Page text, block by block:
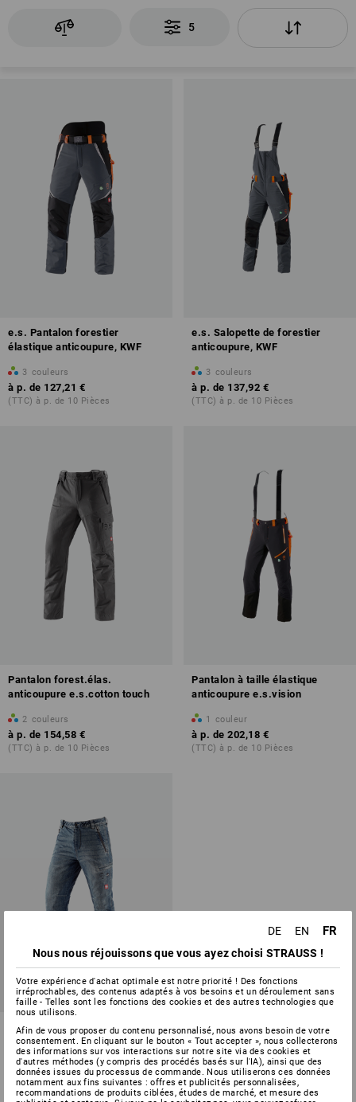
5
e.s. Pantalon forestier
élastique anticoupure, KWF
3 couleurs
à p. de 127,21 €
(TTC) à p. de 10 Pièces
e.s. Salopette de forestier
anticoupure, KWF
3 couleurs
à p. de 137,92 €
(TTC) à p. de 10 Pièces
Pantalon forest.élas.
anticoupure e.s.cotton touch
2 couleurs
à p. de 154,58 €
(TTC) à p. de 10 Pièces
Pantalon à taille élastique
anticoupure e.s.vision
1 couleur
à p. de 202,18 €
(TTC) à p. de 10 Pièces
e.s. Jeans anti-coupe de
forestier
1 couleur
à p. de 160,53 €
(TTC) à p. de 10 Pièces
DE EN FR
Nous nous réjouissons que vous ayez choisi STRAUSS !
Votre expérience d'achat optimale est notre priorité ! Des fonctions
irréprochables, des contenus adaptés à vos besoins et un déroulement sans
faille - Telles sont les fonctions des cookies et des autres technologies que
nous utilisons.
Afin de vous proposer du contenu personnalisé, nous avons besoin de votre
consentement. En cliquant sur le bouton « Tout accepter », nous collecterons
des informations sur vos interactions sur notre site via des cookies et
d'autres méthodes (y compris des procédés basés sur l'IA), ainsi que des
données issues du processus de commande. Nous utiliserons ces données
notamment aux fins suivantes : offres et publicités personnalisées,
recommandations de produits ciblées, études de marché, et mesure des